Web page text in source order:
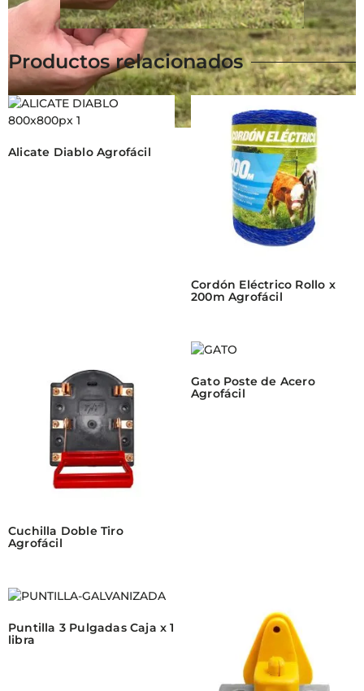
Productos relacionados
Alicate Diablo Agrofácil
Cordón Eléctrico Rollo x
200m Agrofácil
Cuchilla Doble Tiro
Agrofácil
Gato Poste de Acero
Agrofácil
Puntilla 3 Pulgadas Caja x 1
libra